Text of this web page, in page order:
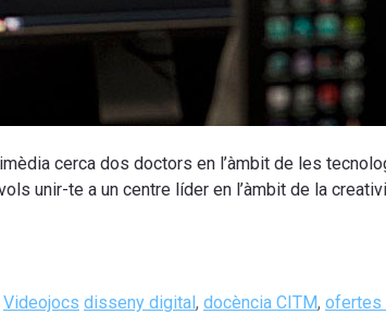
cerca dos doctors en l’àmbit de les
unir-te a un centre líder en l’àmbit de la
Videojocs Tags
disseny digital, docència CITM, ofertes